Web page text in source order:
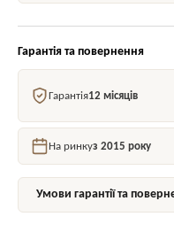
Гарантія та повернення
Гарантія12 місяців
На ринкуз 2015 року
Умови гарантії та